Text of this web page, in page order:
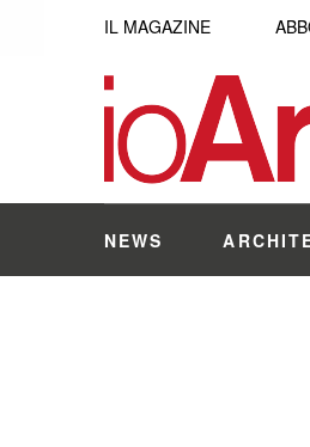
IL MAGAZINE
NEWS